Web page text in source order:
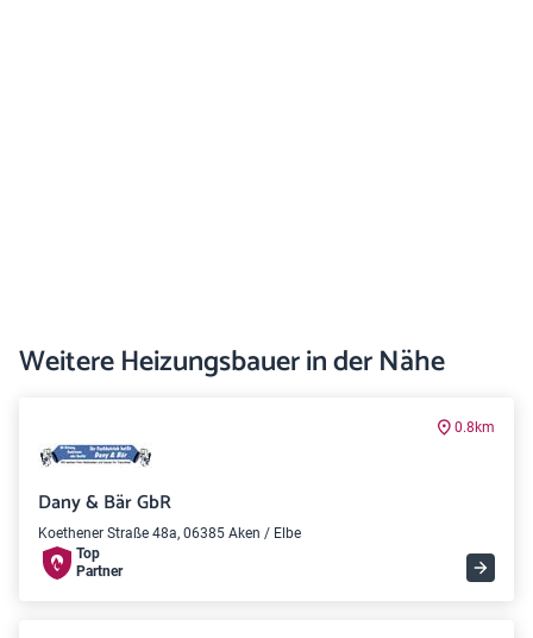
Weitere Heizungsbauer in der Nähe
0.8km
Dany & Bär GbR
Koethener Straße 48a, 06385 Aken / Elbe
Top
Partner